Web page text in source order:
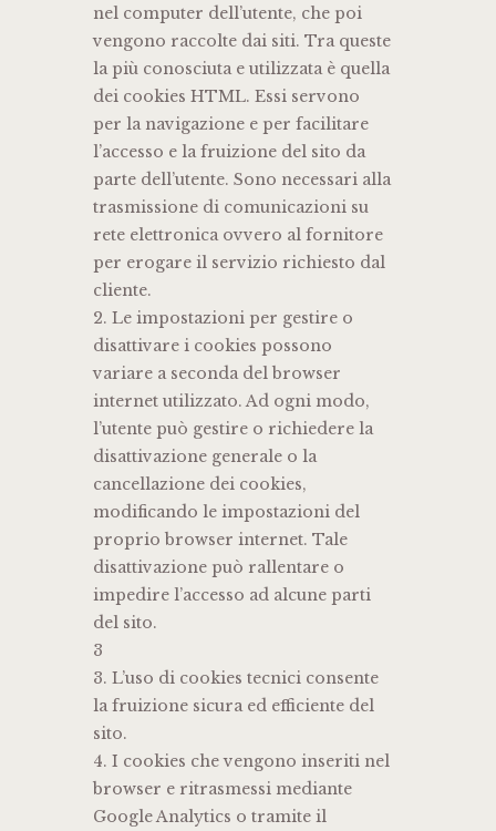
nel computer dell’utente, che poi
vengono raccolte dai siti. Tra queste
la più conosciuta e utilizzata è quella
dei cookies HTML. Essi servono
per la navigazione e per facilitare
l’accesso e la fruizione del sito da
parte dell’utente. Sono necessari alla
trasmissione di comunicazioni su
rete elettronica ovvero al fornitore
per erogare il servizio richiesto dal
cliente.
2. Le impostazioni per gestire o
disattivare i cookies possono
variare a seconda del browser
internet utilizzato. Ad ogni modo,
l’utente può gestire o richiedere la
disattivazione generale o la
cancellazione dei cookies,
modificando le impostazioni del
proprio browser internet. Tale
disattivazione può rallentare o
impedire l’accesso ad alcune parti
del sito.
3
3. L’uso di cookies tecnici consente
la fruizione sicura ed efficiente del
sito.
4. I cookies che vengono inseriti nel
browser e ritrasmessi mediante
Google Analytics o tramite il